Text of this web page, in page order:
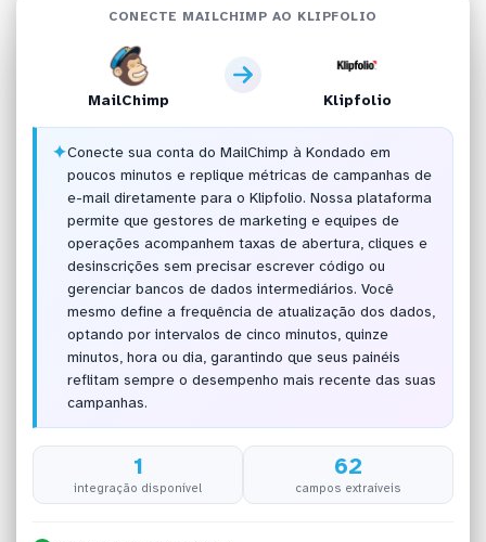
CONECTE MAILCHIMP AO KLIPFOLIO
MailChimp Klipfolio
✦Conecte sua conta do MailChimp à Kondado em
poucos minutos e replique métricas de campanhas de
e-mail diretamente para o Klipfolio. Nossa plataforma
permite que gestores de marketing e equipes de
operações acompanhem taxas de abertura, cliques e
desinscrições sem precisar escrever código ou
gerenciar bancos de dados intermediários. Você
mesmo define a frequência de atualização dos dados,
optando por intervalos de cinco minutos, quinze
minutos, hora ou dia, garantindo que seus painéis
reflitam sempre o desempenho mais recente das suas
campanhas.
1
integração disponível
62
campos extraíveis